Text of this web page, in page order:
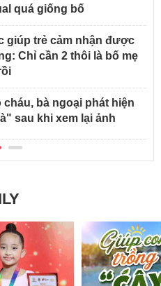
quá giống bố
giúp trẻ cảm nhận được
Chỉ cần 2 thôi là bố mẹ
bà ngoại phát hiện
sau khi xem lại ảnh